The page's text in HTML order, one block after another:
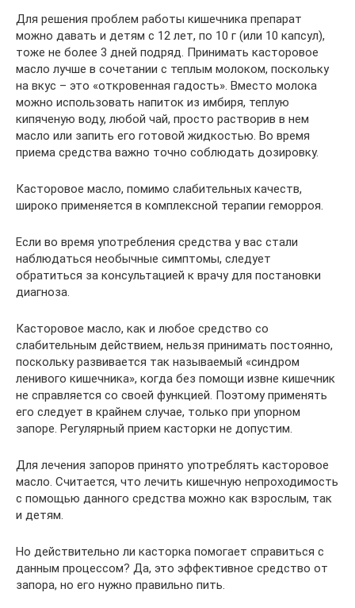
Для решения проблем работы кишечника препарат
можно давать и детям с 12 лет, по 10 г (или 10 капсул),
тоже не более 3 дней подряд. Принимать касторовое
масло лучше в сочетании с теплым молоком, поскольку
на вкус – это «откровенная гадость». Вместо молока
можно использовать напиток из имбиря, теплую
кипяченую воду, любой чай, просто растворив в нем
масло или запить его готовой жидкостью. Во время
приема средства важно точно соблюдать дозировку.
Касторовое масло, помимо слабительных качеств,
широко применяется в комплексной терапии геморроя.
Если во время употребления средства у вас стали
наблюдаться необычные симптомы, следует
обратиться за консультацией к врачу для постановки
диагноза.
Касторовое масло, как и любое средство со
слабительным действием, нельзя принимать постоянно,
поскольку развивается так называемый «синдром
ленивого кишечника», когда без помощи извне кишечник
не справляется со своей функцией. Поэтому применять
его следует в крайнем случае, только при упорном
запоре. Регулярный прием касторки не допустим.
Для лечения запоров принято употреблять касторовое
масло. Считается, что лечить кишечную непроходимость
с помощью данного средства можно как взрослым, так
и детям.
Но действительно ли касторка помогает справиться с
данным процессом? Да, это эффективное средство от
запора, но его нужно правильно пить.